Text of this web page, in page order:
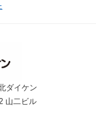
ダイケン
山二ビル